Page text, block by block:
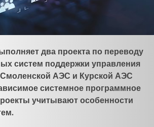
два проекта по переводу
систем поддержки управления
Смоленской АЭС и Курской АЭС
системное программное
учитывают особенности